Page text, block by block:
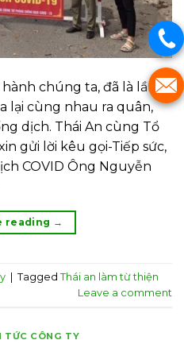
chúng ta, đã là lần
lại cùng nhau ra quân,
dịch. Thái An cùng Tổ
gửi lời kêu gọi-Tiếp sức,
COVID Ông Nguyễn
reading →
| Tagged Thái an làm từ thiện
Leave a comment
TỨC CÔNG TY